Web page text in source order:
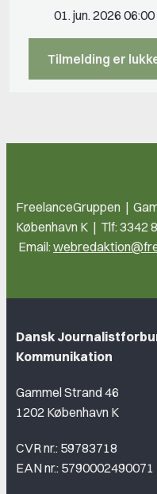
01. jun. 2026 06:00
Tilmelding er
FreelanceGruppen |
København K | Tlf: 3342
Email:
Dansk
Kommunikation
Gammel Strand 46
1202 København K
CVR nr.: 59783718
EAN nr.: 5790002490071